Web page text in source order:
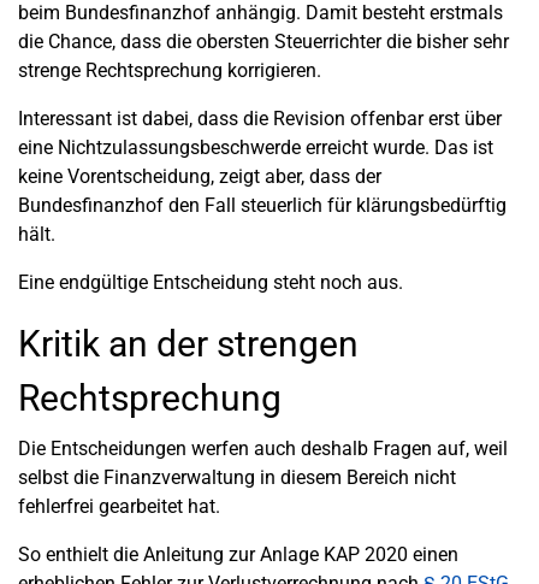
beim Bundesfinanzhof anhängig. Damit besteht erstmals
die Chance, dass die obersten Steuerrichter die bisher sehr
strenge Rechtsprechung korrigieren.
Interessant ist dabei, dass die Revision offenbar erst über
eine Nichtzulassungsbeschwerde erreicht wurde. Das ist
keine Vorentscheidung, zeigt aber, dass der
Bundesfinanzhof den Fall steuerlich für klärungsbedürftig
hält.
Eine endgültige Entscheidung steht noch aus.
Kritik an der strengen
Rechtsprechung
Die Entscheidungen werfen auch deshalb Fragen auf, weil
selbst die Finanzverwaltung in diesem Bereich nicht
fehlerfrei gearbeitet hat.
So enthielt die Anleitung zur Anlage KAP 2020 einen